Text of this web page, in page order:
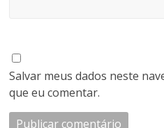
Salvar meus dados neste
que eu comentar.